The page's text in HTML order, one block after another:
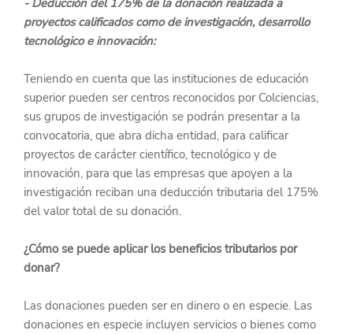
proyectos calificados como de investigación, desarrollo
tecnológico e innovación:
Teniendo en cuenta que las instituciones de educación
superior pueden ser centros reconocidos por Colciencias,
sus grupos de investigación se podrán presentar a la
convocatoria, que abra dicha entidad, para calificar
proyectos de carácter científico, tecnológico y de
innovación, para que las empresas que apoyen a la
investigación reciban una deducción tributaria del 175%
del valor total de su donación.
¿Cómo se puede aplicar los beneficios tributarios por
donar?
Las donaciones pueden ser en dinero o en especie. Las
donaciones en especie incluyen servicios o bienes como